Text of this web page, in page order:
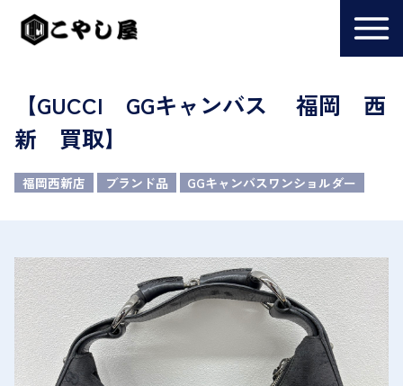
【GUCCI GGキャンバス 福岡 西
新 買取】
福岡西新店 ブランド品 GGキャンバスワンショルダー